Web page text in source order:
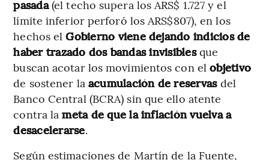
pasada(el techo supera los ARS$ 1.727 y el
límite inferior perforó los ARS$807), en los
hechos elGobierno viene dejando indicios de
haber trazado dos bandas invisiblesque
buscan acotar los movimientos con elobjetivo
de sostener la acumulación de reservasdel
Banco Central (BCRA) sin que ello atente
contra lameta de que la inflación vuelva a
desacelerarse.
Según estimaciones de Martín de la Fuente,